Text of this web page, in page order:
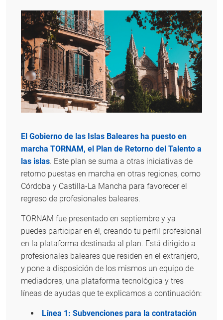
El Gobierno de las Islas Baleares ha puesto en
marcha TORNAM, el Plan de Retorno del Talento a
las islas. Este plan se suma a otras iniciativas de
retorno puestas en marcha en otras regiones, como
Córdoba y Castilla-La Mancha para favorecer el
regreso de profesionales baleares.
TORNAM fue presentado en septiembre y ya
puedes participar en él, creando tu perfil profesional
en la plataforma destinada al plan. Está dirigido a
profesionales baleares que residen en el extranjero,
y pone a disposición de los mismos un equipo de
mediadores, una plataforma tecnológica y tres
líneas de ayudas que te explicamos a continuación:
Línea 1: Subvenciones para la contratación